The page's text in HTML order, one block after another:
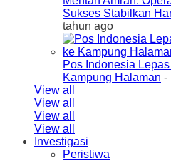
Sukses Stabilkan
tahun ago
Pos Indonesia
Kampung Halaman -
View all
View all
View all
View all
Investigasi
Peristiwa